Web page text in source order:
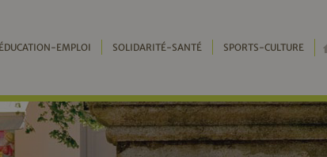
EMPLOI SOLIDARITÉ-SANTÉ SPORTS-CULTURE